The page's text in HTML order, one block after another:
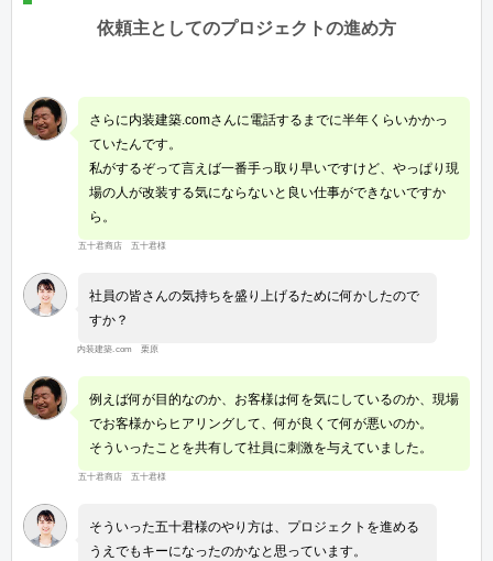
依頼主としてのプロジェクトの進め方
さらに内装建築.comさんに電話するまでに半年くらいかかっ
ていたんです。
私がするぞって言えば一番手っ取り早いですけど、やっぱり現
場の人が改装する気にならないと良い仕事ができないですか
ら。
五十君商店 五十君様
社員の皆さんの気持ちを盛り上げるために何かしたので
すか？
内装建築.com 栗原
例えば何が目的なのか、お客様は何を気にしているのか、現場
でお客様からヒアリングして、何が良くて何が悪いのか。
そういったことを共有して社員に刺激を与えていました。
五十君商店 五十君様
そういった五十君様のやり方は、プロジェクトを進める
うえでもキーになったのかなと思っています。